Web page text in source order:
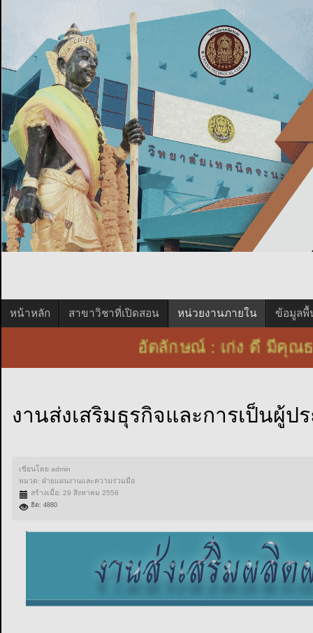
หน้าหลัก สาขาวิชาที่เปิดสอน หน่วยงานภายใน ข้อมูลพื้
อัตลักษณ์ : เก่ง ดี มี
งานส่งเสริมธุรกิจและการเป็นผู้ป
เขียนโดยadmin
หมวด: ฝ่ายแผนงานและความร่วมมือ
สร้างเมื่อ: 29 สิงหาคม 2558
ฮิต: 4880